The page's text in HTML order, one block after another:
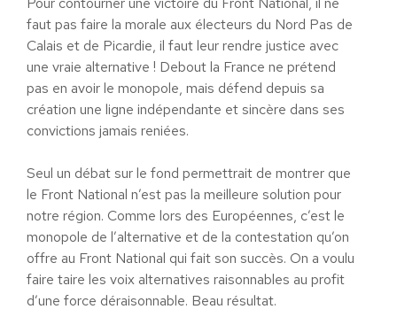
faut pas faire la morale aux électeurs du Nord Pas de
Calais et de Picardie, il faut leur rendre justice avec
une vraie alternative ! Debout la France ne prétend
pas en avoir le monopole, mais défend depuis sa
création une ligne indépendante et sincère dans ses
convictions jamais reniées.
Seul un débat sur le fond permettrait de montrer que
le Front National n’est pas la meilleure solution pour
notre région. Comme lors des Européennes, c’est le
monopole de l’alternative et de la contestation qu’on
offre au Front National qui fait son succès. On a voulu
faire taire les voix alternatives raisonnables au profit
d’une force déraisonnable. Beau résultat.